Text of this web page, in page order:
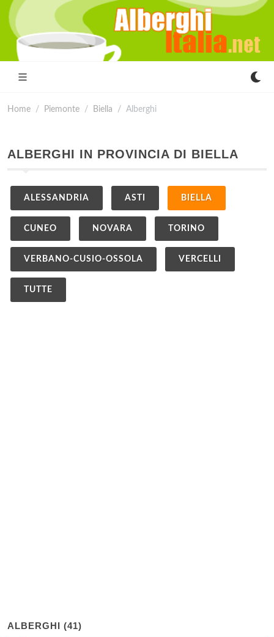
Home Piemonte Biella Alberghi
ALBERGHI IN PROVINCIA DI BIELLA
ALESSANDRIA ASTI BIELLA
CUNEO NOVARA TORINO
VERBANO-CUSIO-OSSOLA VERCELLI
TUTTE
ALBERGHI (41)